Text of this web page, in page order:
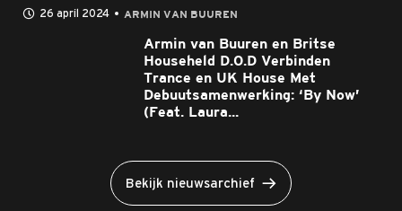
26 april 2024 ARMIN VAN BUUREN
Armin van Buuren en Britse
Househeld D.O.D Verbinden
Trance en UK House Met
Debuutsamenwerking: ‘By Now’
(Feat. Laura...
Bekijk nieuwsarchief